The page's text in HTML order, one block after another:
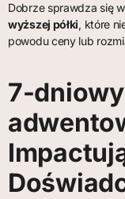
Dobrze sprawdza się
wyższej półki, które
powodu ceny lub
7-